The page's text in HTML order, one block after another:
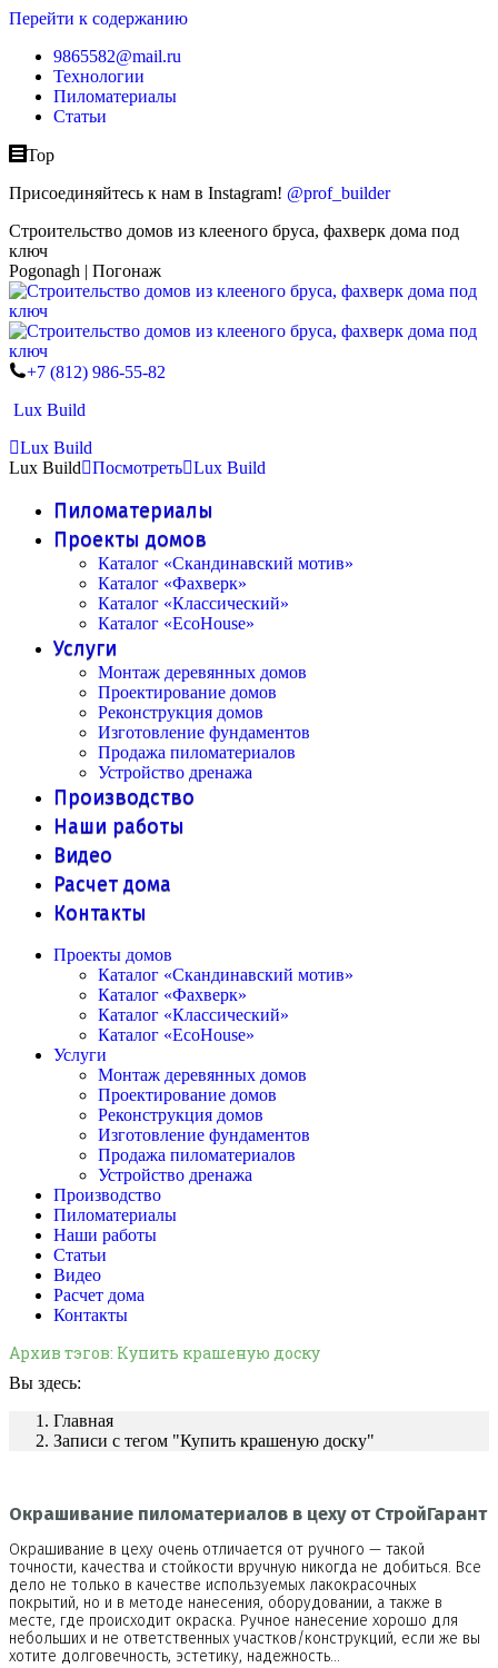
Перейти к содержанию
9865582@mail.ru
Технологии
Пиломатериалы
Статьи
Top
Присоединяйтесь к нам в Instagram! @prof_builder
Строительство домов из клееного бруса, фахверк дома под
ключ
Pogonagh | Погонаж
+7 (812) 986-55-82
Lux Build
Lux Build
Lux Build
Посмотреть Lux Build
Пиломатериалы
Проекты домов
Каталог «Скандинавский мотив»
Каталог «Фахверк»
Каталог «Классический»
Каталог «EcoHouse»
Услуги
Монтаж деревянных домов
Проектирование домов
Реконструкция домов
Изготовление фундаментов
Продажа пиломатериалов
Устройство дренажа
Производство
Наши работы
Видео
Расчет дома
Контакты
Проекты домов
Каталог «Скандинавский мотив»
Каталог «Фахверк»
Каталог «Классический»
Каталог «EcoHouse»
Услуги
Монтаж деревянных домов
Проектирование домов
Реконструкция домов
Изготовление фундаментов
Продажа пиломатериалов
Устройство дренажа
Производство
Пиломатериалы
Наши работы
Статьи
Видео
Расчет дома
Контакты
Архив тэгов: Купить крашеную доску
Вы здесь:
Главная
Записи с тегом "Купить крашеную доску"
Окрашивание пиломатериалов в цеху от СтройГарант
Окрашивание в цеху очень отличается от ручного — такой
точности, качества и стойкости вручную никогда не добиться. Все
дело не только в качестве используемых лакокрасочных
покрытий, но и в методе нанесения, оборудовании, а также в
месте, где происходит окраска. Ручное нанесение хорошо для
небольших и не ответственных участков/конструкций, если же вы
хотите долговечность, эстетику, надежность…